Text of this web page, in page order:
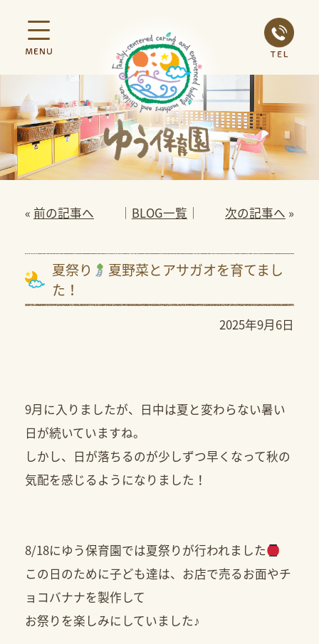
« 前の記事へ │ BLOG一覧 │ 次の記事へ »
夏祭り
夏野菜とアサガオを育てまし
た！
2025年9月6日
9月に入りましたが、日中は夏と変わらない暑い
日が続いていますね。
しかし、日が落ちるのが少しずつ早くなって秋の
気配を感じるようになりました！
8/18にゆう保育園では夏祭りが行われました
この日のために子ども達は、お店で売るお面やチ
ョコバナナを製作して
お祭りを楽しみにしていました♪